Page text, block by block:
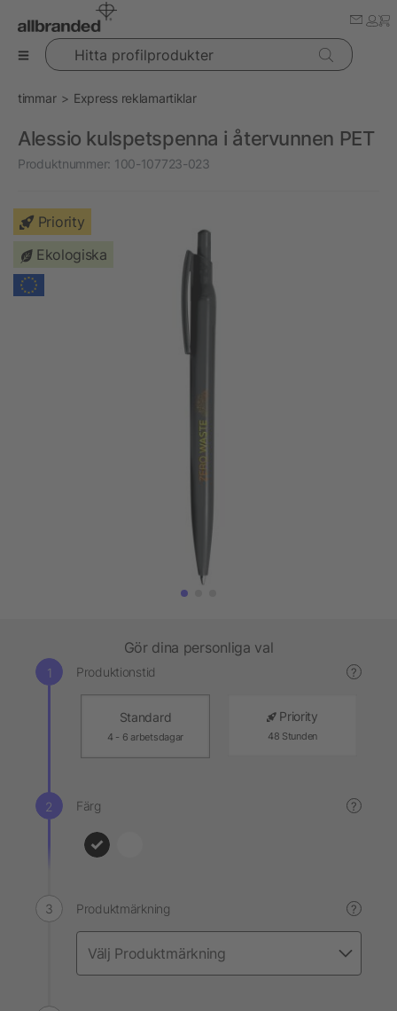
Hitta profilprodukter
timmar Express reklamartiklar
Alessio kulspetspenna i återvunnen PET
Produktnummer: 100-107723-023
Priority
Ekologiska
Gör dina personliga val
Produktionstid ?
Standard
4 - 6 arbetsdagar
Priority
48 Stunden
Färg ?
Produktmärkning ?